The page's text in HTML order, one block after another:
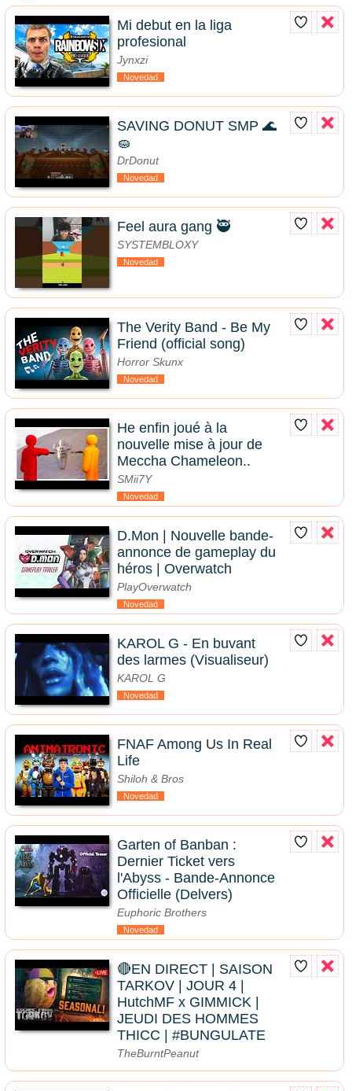
Mi debut en la liga
profesional
Jynxzi
Novedad
SAVING DONUT SMP 🌊
🧽
DrDonut
Novedad
Feel aura gang 🥷
SYSTEMBLOXY
Novedad
The Verity Band - Be My
Friend (official song)
Horror Skunx
Novedad
He enfin joué à la
nouvelle mise à jour de
Meccha Chameleon..
SMii7Y
Novedad
D.Mon | Nouvelle bande-
annonce de gameplay du
héros | Overwatch
PlayOverwatch
Novedad
KAROL G - En buvant
des larmes (Visualiseur)
KAROL G
Novedad
FNAF Among Us In Real
Life
Shiloh & Bros
Novedad
Garten of Banban :
Dernier Ticket vers
l'Abyss - Bande-Annonce
Officielle (Delvers)
Euphoric Brothers
Novedad
🔴EN DIRECT | SAISON
TARKOV | JOUR 4 |
HutchMF x GIMMICK |
JEUDI DES HOMMES
THICC | #BUNGULATE
TheBurntPeanut